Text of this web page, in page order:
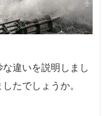
な違いを説明しまし
たでしょうか。